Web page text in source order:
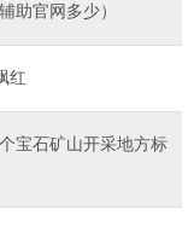
助官网多少）
红
宝石矿山开采地方标